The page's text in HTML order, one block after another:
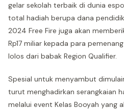
gelar sekolah terbaik di dunia
total hadiah berupa dana
2024 Free Fire juga akan
Rp17 miliar kepada para
lolos dari babak Region Qualifier.
Spesial untuk menyambut
turut menghadirkan serangkaian
melalui event Kelas Booyah yang